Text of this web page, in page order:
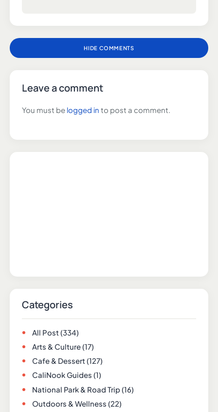
HIDE COMMENTS
Leave a comment
You must be logged in to post a comment.
Categories
All Post(334)
Arts & Culture(17)
Cafe & Dessert(127)
CaliNook Guides (1)
National Park & Road Trip(16)
Outdoors & Wellness (22)